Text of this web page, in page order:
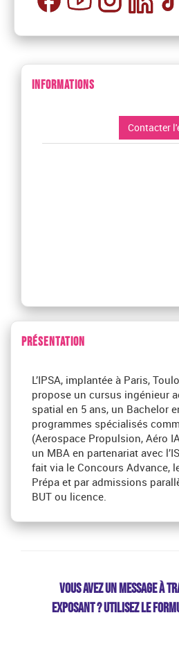
INFORMATIONS
Contacter
PRÉSENTATION
L’IPSA, implantée à Paris,
propose un cursus ingénieur
spatial en 5 ans, un Bachelor
programmes spécialisés
(Aerospace Propulsion, Aéro
un MBA en partenariat avec
fait via le Concours Advance,
Prépa et par admissions
BUT ou licence.
VOUS AVEZ UN MESSAGE À
EXPOSANT ? UTILISEZ LE